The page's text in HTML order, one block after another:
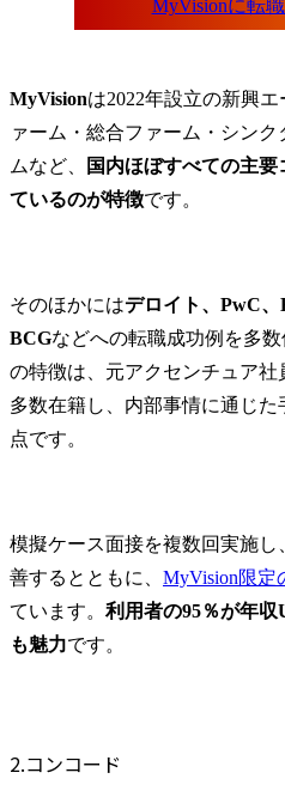
MyVisionは2022年設立の新興
ァーム・総合ファーム・シン
ムなど、
国内ほぼすべての主
ているのが特徴です。
そのほかにはデロイト、PwC、
BCGなどへの転職成功例を多
の特徴は、元アクセンチュア
多数在籍し、内部事情に通じ
点です。
模擬ケース面接を複数回実施
善するとともに、 MyVision限定
ています。 利用者の95％が年
も魅力です。
2.コンコード